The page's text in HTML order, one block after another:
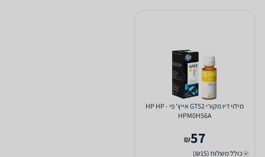
מילוי דיו מקורי GT52 אייץ' פי - HP HP
HPM0H56A
57
₪
כולל משלוח (₪15)